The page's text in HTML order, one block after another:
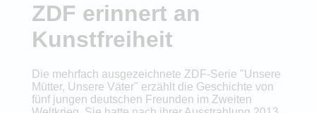
ZDF erinnert an
Kunstfreiheit
Die mehrfach ausgezeichnete ZDF-Serie "Unsere
Mütter, Unsere Väter" erzählt die Geschichte von
fünf jungen deutschen Freunden im Zweiten